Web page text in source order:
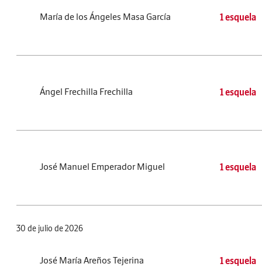
María de los Ángeles Masa García 1 esquela
Ángel Frechilla Frechilla 1 esquela
José Manuel Emperador Miguel 1 esquela
30 de julio de 2026
José María Areños Tejerina 1 esquela